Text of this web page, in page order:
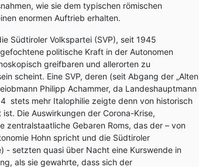
wie sie dem typischen römischen
enormen Auftrieb erhalten.
Südtiroler Volkspartei (SVP), seit 1945
politische Kraft in der Autonomen
greifbaren und allerorten zu
scheint. Eine SVP, deren (seit Abgang der „Alten
Philipp Achammer, da Landeshauptmann
stets mehr Italophilie zeigte denn von historisch
Die Auswirkungen der Corona-Krise,
zentralstaatliche Gebaren Roms, das der – von
Hohn spricht und die Südtiroler
- setzten quasi über Nacht eine Kurswende in
als sie gewahrte, dass sich der